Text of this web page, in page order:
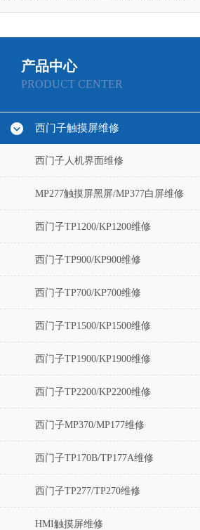
产品中心
PRODUCT CENTER
西门子触摸屏维修
西门子人机界面维修
MP277触摸屏黑屏/MP377白屏维修
西门子TP1200/KP1200维修
西门子TP900/KP900维修
西门子TP700/KP700维修
西门子TP1500/KP1500维修
西门子TP1900/KP1900维修
西门子TP2200/KP2200维修
西门子MP370/MP177维修
西门子TP170B/TP177A维修
西门子TP277/TP270维修
HMI触摸屏维修